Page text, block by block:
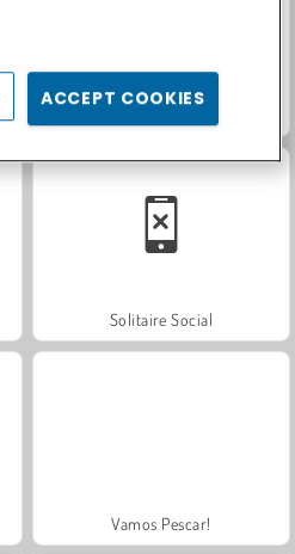
Solitaire Social
Vamos Pescar!
ACCEPT COOKIES